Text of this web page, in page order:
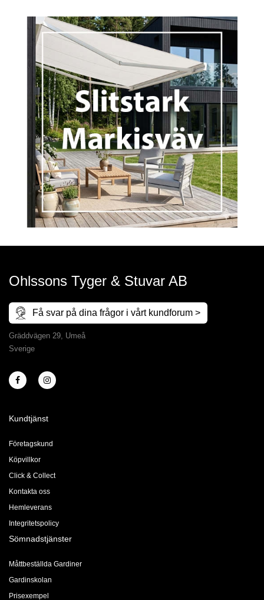
Ohlssons Tyger & Stuvar AB
Få svar på dina frågor i vårt kundforum >
Gräddvägen 29, Umeå
Sverige
Kundtjänst
Företagskund
Köpvillkor
Click & Collect
Kontakta oss
Hemleverans
Integritetspolicy
Sömnadstjänster
Måttbeställda Gardiner
Gardinskolan
Prisexempel